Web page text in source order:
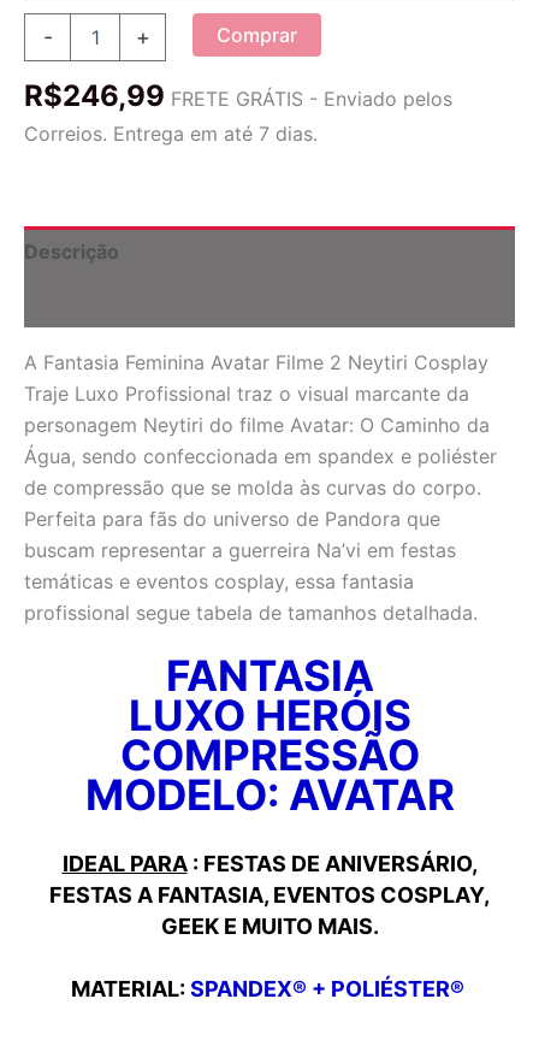
-
Filme
Neytiri
Profissional
quantidade
+ Comprar
R$246,99 FRETE GRÁTIS - Enviado pelos
Correios. Entrega em até 7 dias.
Descrição
A Fantasia Feminina Avatar Filme 2 Neytiri Cosplay
Traje Luxo Profissional traz o visual marcante da
personagem Neytiri do filme Avatar: O Caminho da
Água, sendo confeccionada em spandex e poliéster
de compressão que se molda às curvas do corpo.
Perfeita para fãs do universo de Pandora que
buscam representar a guerreira Na’vi em festas
temáticas e eventos cosplay, essa fantasia
profissional segue tabela de tamanhos detalhada.
FANTASIA
LUXO HERÓIS
COMPRESSÃO
MODELO: AVATAR
IDEAL PARA: FESTAS DE ANIVERSÁRIO,
FESTAS A FANTASIA, EVENTOS COSPLAY,
GEEK E MUITO MAIS.
MATERIAL:SPANDEX® + POLIÉSTER®